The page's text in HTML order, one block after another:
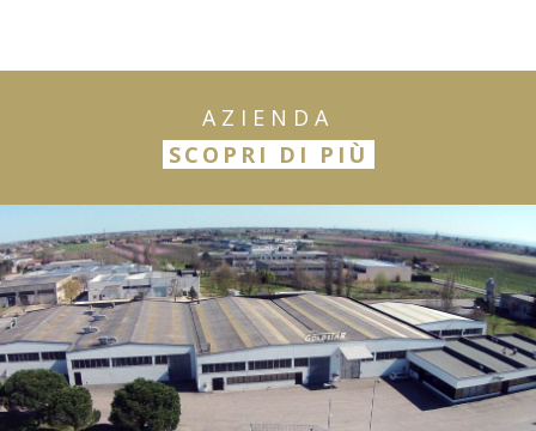
AZIENDA
SCOPRI DI PIÙ